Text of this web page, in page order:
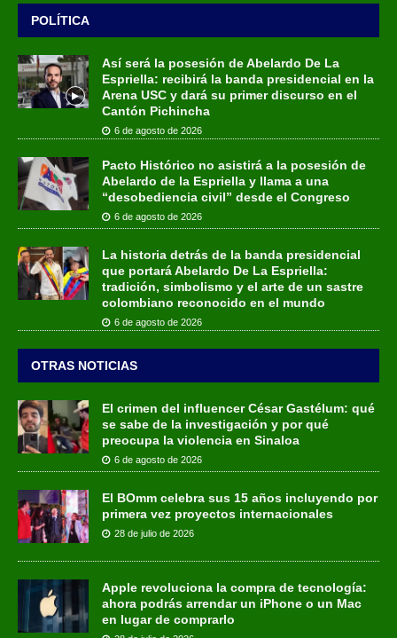
POLÍTICA
Así será la posesión de Abelardo De La
Espriella: recibirá la banda presidencial en la
Arena USC y dará su primer discurso en el
Cantón Pichincha
6 de agosto de 2026
Pacto Histórico no asistirá a la posesión de
Abelardo de la Espriella y llama a una
“desobediencia civil” desde el Congreso
6 de agosto de 2026
La historia detrás de la banda presidencial
que portará Abelardo De La Espriella:
tradición, simbolismo y el arte de un sastre
colombiano reconocido en el mundo
6 de agosto de 2026
OTRAS NOTICIAS
El crimen del influencer César Gastélum: qué
se sabe de la investigación y por qué
preocupa la violencia en Sinaloa
6 de agosto de 2026
El BOmm celebra sus 15 años incluyendo por
primera vez proyectos internacionales
28 de julio de 2026
Apple revoluciona la compra de tecnología:
ahora podrás arrendar un iPhone o un Mac
en lugar de comprarlo